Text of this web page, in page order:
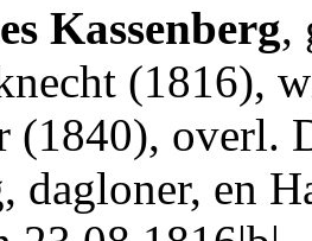
Kassenberg,
(1816),
(1840), overl.
dagloner, en